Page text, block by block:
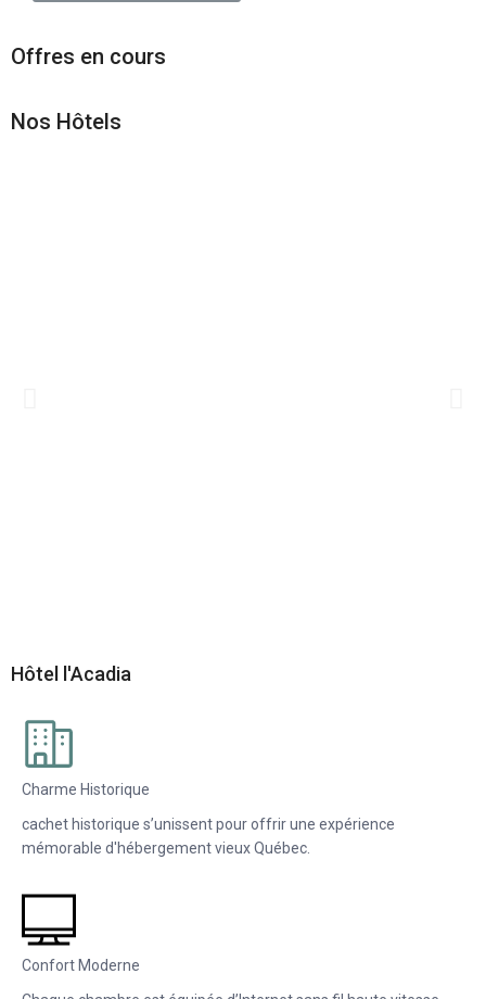
Offres en cours
Nos Hôtels
Hôtel l'Acadia
Charme Historique
cachet historique s’unissent pour offrir une expérience
mémorable d'hébergement vieux Québec.
Confort Moderne